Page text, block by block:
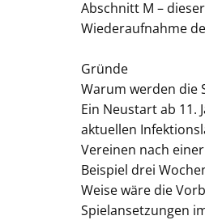
Abschnitt M –
Wiederaufnahme
Gründe
Warum werden die
Ein Neustart ab
aktuellen
Vereinen nach
Beispiel drei
Weise wäre die
Spielansetzungen